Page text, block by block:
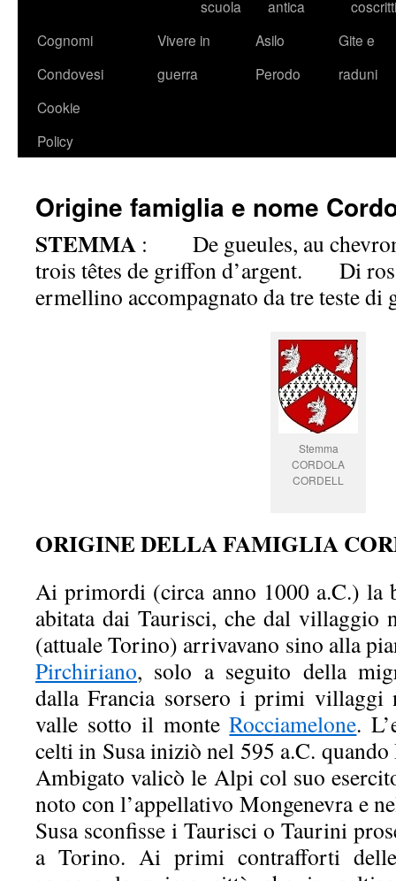
scuola
antica
coscritti
Cognomi
Condovesi
Vivere in
guerra
Asilo
Perodo
Gite e
raduni
Cookie
Policy
Origine famiglia e nome
STEMMA : De gueules, au chevron
trois têtes de griffon d’argent. Di
ermellino accompagnato da tre teste di
Stemma
CORDOLA
CORDELL
ORIGINE DELLA FAMIGLIA
Ai primordi (circa anno 1000 a.C.) la
abitata dai Taurisci, che dal villaggio
(attuale Torino) arrivavano sino alla
Pirchiriano, solo a seguito della
dalla Francia sorsero i primi villaggi
valle sotto il monteRocciamelone.
celti in Susa iniziò nel 595 a.C.
Ambigato valicò le Alpi col suo
noto con l’appellativo Mongenevra e
Susa sconfisse i Taurisci o Taurini
a Torino. Ai primi contrafforti